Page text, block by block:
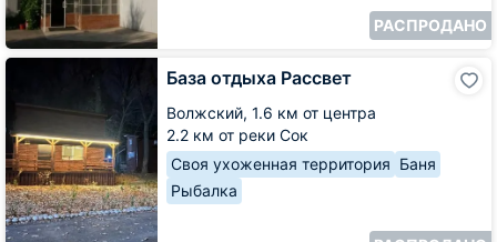
РАСПРОДАНО
База отдыха Рассвет
Волжский, 1.6 км от центра
2.2 км от реки Сок
Своя ухоженная территория Баня
Рыбалка
База
Рассвет